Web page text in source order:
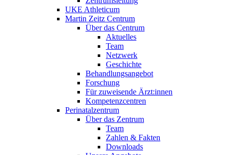
UKE Athleticum
Martin Zeitz Centrum
Über das Centrum
Aktuelles
Team
Netzwerk
Geschichte
Behandlungsangebot
Forschung
Für zuweisende Ärzt:innen
Kompetenzcentren
Perinatalzentrum
Über das Zentrum
Team
Zahlen & Fakten
Downloads